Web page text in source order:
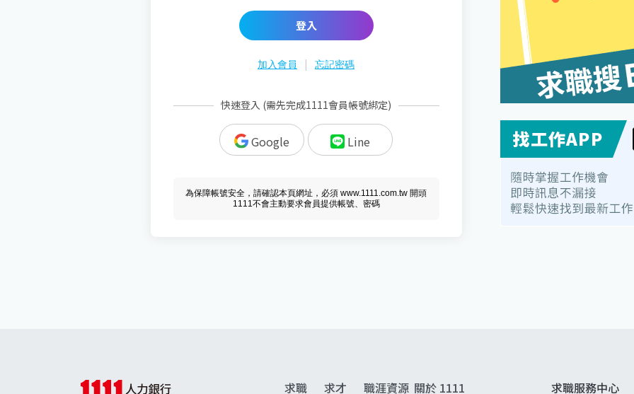
登入
加入會員 | 忘記密碼
快速登入 (需先完成1111會員帳號綁定)
Google Line
為保障帳號安全，請確認本頁網址，必須 www.1111.com.tw 開頭
1111不會主動要求會員提供帳號、密碼
求職 求才 職涯資源 關於 1111 求職服務中心